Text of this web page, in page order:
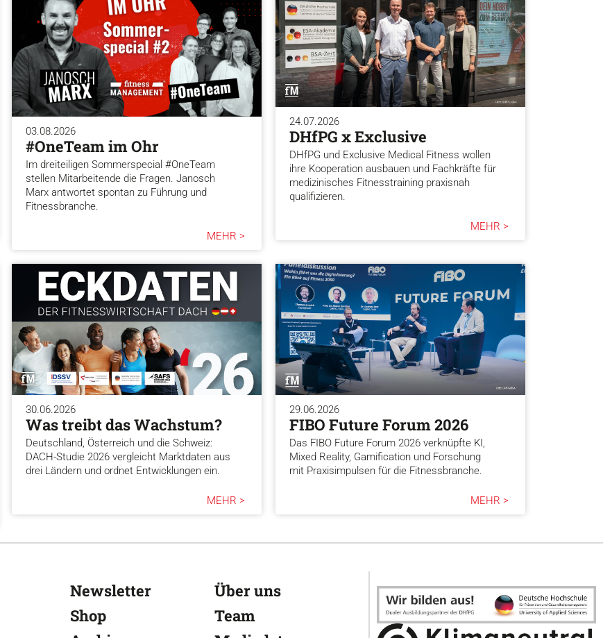
03.08.2026
#OneTeam im Ohr
Im dreiteiligen Sommerspecial #OneTeam
stellen Mitarbeitende die Fragen. Janosch
Marx antwortet spontan zu Führung und
Fitnessbranche.
MEHR >
24.07.2026
DHfPG x Exclusive
DHfPG und Exclusive Medical Fitness wollen
ihre Kooperation ausbauen und Fachkräfte für
medizinisches Fitnesstraining praxisnah
qualifizieren.
MEHR >
30.06.2026
Was treibt das Wachstum?
Deutschland, Österreich und die Schweiz:
DACH-Studie 2026 vergleicht Marktdaten aus
drei Ländern und ordnet Entwicklungen ein.
MEHR >
29.06.2026
FIBO Future Forum 2026
Das FIBO Future Forum 2026 verknüpfte KI,
Mixed Reality, Gamification und Forschung
mit Praxisimpulsen für die Fitnessbranche.
MEHR >
Newsletter
Shop
Über uns
Team